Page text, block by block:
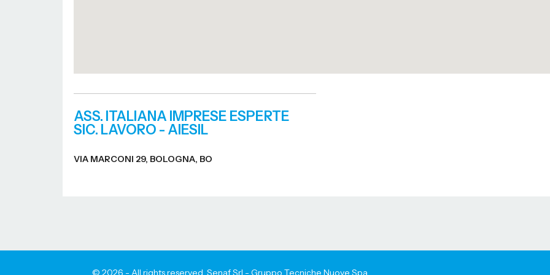
ASS. ITALIANA IMPRESE ESPERTE
SIC. LAVORO - AIESIL
VIA MARCONI 29, BOLOGNA, BO
© 2026 - All rights reserved. Senaf Srl - Gruppo Tecniche Nuove Spa